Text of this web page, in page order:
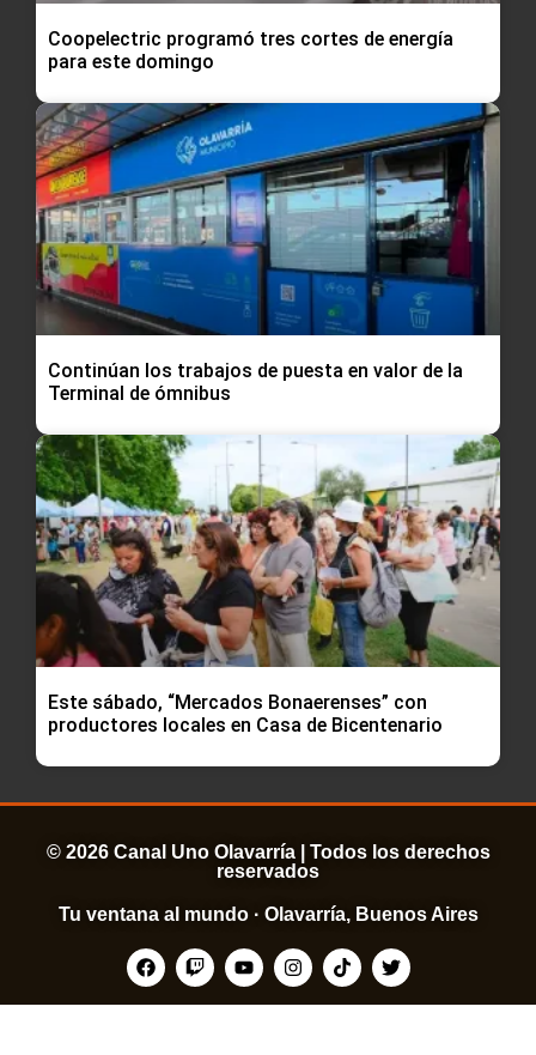
Coopelectric programó tres cortes de energía
para este domingo
Continúan los trabajos de puesta en valor de la
Terminal de ómnibus
Este sábado, “Mercados Bonaerenses” con
productores locales en Casa de Bicentenario
© 2026 Canal Uno Olavarría | Todos los derechos
reservados
Tu ventana al mundo · Olavarría, Buenos Aires